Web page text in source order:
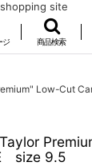
site
ジ 商品検索
Low-Cut
size 9.5